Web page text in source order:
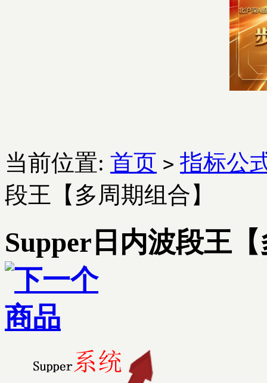
当前位置: 首页 > 指标公
段王【多周期组合】
Supper日内波段王